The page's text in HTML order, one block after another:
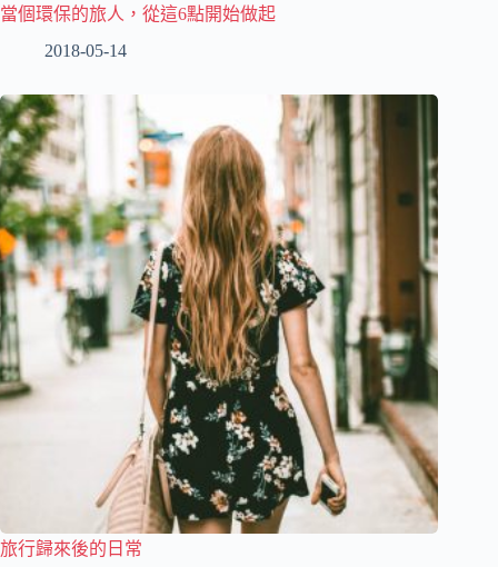
當個環保的旅人，從這6點開始做起
2018-05-14
旅行歸來後的日常